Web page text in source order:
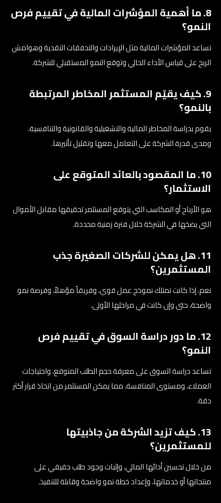
8. ما أهمية المؤشرات المالية في تقييم فرص
النمو؟
تساعد المؤشرات المالية مثل الإيرادات والتدفقات النقدية وهوامش
الربح على قياس الأداء الحالي وتوقع النمو المستقبلي للشركة.
9. كيف يقيّم المستثمر المخاطر المرتبطة
بالنمو؟
يقوم بدراسة المخاطر المالية والتشغيلية والقانونية والتنافسية،
ومدى قدرة الشركة على التعامل معها وتقليل تأثيرها.
10. ما المقصود بالعائد المتوقع على
الاستثمار؟
هو الأرباح أو المكاسب التي يتوقع المستثمر تحقيقها مقابل الأموال
التي يضخها في الشركة خلال فترة زمنية محددة.
11. هل يمكن للشركات الصغيرة جذب
المستثمرين؟
نعم، إذا كانت تمتلك نموذج عمل قوي، وفريقاً مؤهلاً، وفرصة نمو
واضحة، حتى وإن كانت في مراحلها الأولى.
12. ما دور دراسة السوق في تقييم فرص
النمو؟
تساعد دراسة السوق على معرفة حجم الطلب المتوقع، واحتياجات
العملاء، ومستوى المنافسة، مما يمكن المستثمر من اتخاذ قرار أكثر
دقة.
13. كيف تزيد الشركة من جاذبيتها
للمستثمرين؟
من خلال تحسين أدائها المالي، وإثبات وجود طلب حقيقي على
منتجاتها أو خدماتها، وإعداد خطة نمو واضحة وقابلة للتنفيذ.